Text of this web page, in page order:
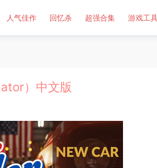
人气佳作 回忆杀 超强合集 游戏工
）中文版